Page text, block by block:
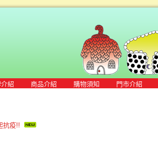
紹 商品介紹 購物須知 門市介紹
抗疫!!